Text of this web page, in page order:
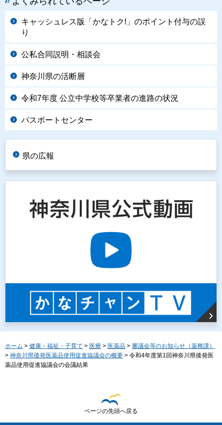
キャッシュレス版「かなトク!」のポイント付与の誤
り
公私合同説明・相談会
神奈川県の活断層
令和7年度 公立中学校等卒業者の進路の状況
パスポートセンター
県の広報
ホーム > 健康・福祉・子育て > 医療 > 医薬品 > 審議会等のお知らせ（薬務課）
> 神奈川県後発医薬品使用促進協議会の概要 > 令和4年度第1回神奈川県後発医
薬品使用促進協議会の会議結果
ページの先頭へ戻る